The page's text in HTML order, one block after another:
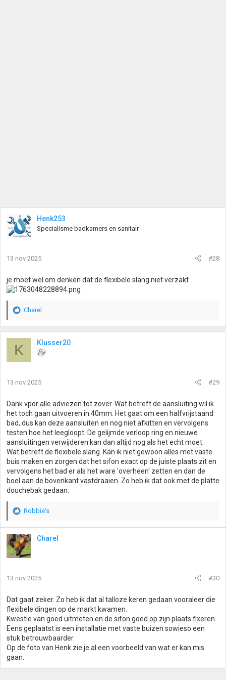
Henk253
Specialisme badkamers en sanitair
13 nov 2025 #28
je moet wel om denken dat de flexibele slang niet verzakt
W
a
n
e
n
:
Charel
K Klusser20
13 nov 2025 #29
Dank vpor alle adviezen tot zover. Wat betreft de aansluiting wil ik
het toch gaan uitvoeren in 40mm. Het gaat om een halfvrijstaand
bad, dus kan deze aansluiten en nog niet afkitten en vervolgens
testen hoe het leegloopt. De gelijmde verloop ring en nieuwe
aansluitingen verwijderen kan dan altijd nog als het echt moet.
Wat betreft de flexibele slang. Kan ik niet gewoon alles met vaste
buis maken en zorgen dat het sifon exact op de juiste plaats zit en
vervolgens het bad er als het ware 'overheen' zetten en dan de
boel aan de bovenkant vastdraaien. Zo heb ik dat ook met de platte
douchebak gedaan.
W
a
r
d
e
i
g
:
Robbie's
Charel
13 nov 2025 #30
Dat gaat zeker. Zo heb ik dat al talloze keren gedaan vooraleer die
flexibele dingen op de markt kwamen.
Kwestie van goed uitmeten en de sifon goed op zijn plaats fixeren.
Eens geplaatst is een installatie met vaste buizen sowieso een
stuk betrouwbaarder.
Op de foto van Henk zie je al een voorbeeld van wat er kan mis
gaan.